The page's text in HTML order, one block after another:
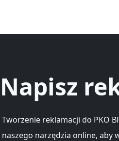
Napisz
Tworzenie reklamacji do PKO
naszego narzędzia online, aby